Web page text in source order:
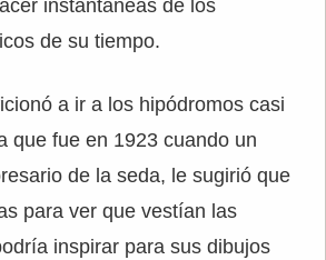
instantáneas de los
de su tiempo.
a ir a los hipódromos casi
que fue en 1923 cuando un
de la seda, le sugirió que
para ver que vestían las
inspirar para sus dibujos